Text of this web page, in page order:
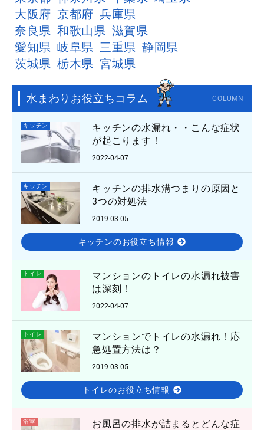
大阪府 京都府 兵庫県
奈良県 和歌山県 滋賀県
愛知県 岐阜県 三重県 静岡県
茨城県 栃木県 宮城県
水まわりお役立ちコラム COLUMN
キッチン
キッチンの水漏れ・・こんな症状
が起こります！
2022-04-07
キッチン
キッチンの排水溝つまりの原因と
3つの対処法
2019-03-05
キッチンのお役立ち情報
トイレ
マンションのトイレの水漏れ被害
は深刻！
2022-04-07
トイレ
マンションでトイレの水漏れ！応
急処置方法は？
2019-03-05
トイレのお役立ち情報
浴室
お風呂の排水が詰まるとどんな症